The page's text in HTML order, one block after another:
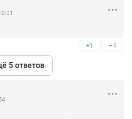
+1 –1
5 ответов